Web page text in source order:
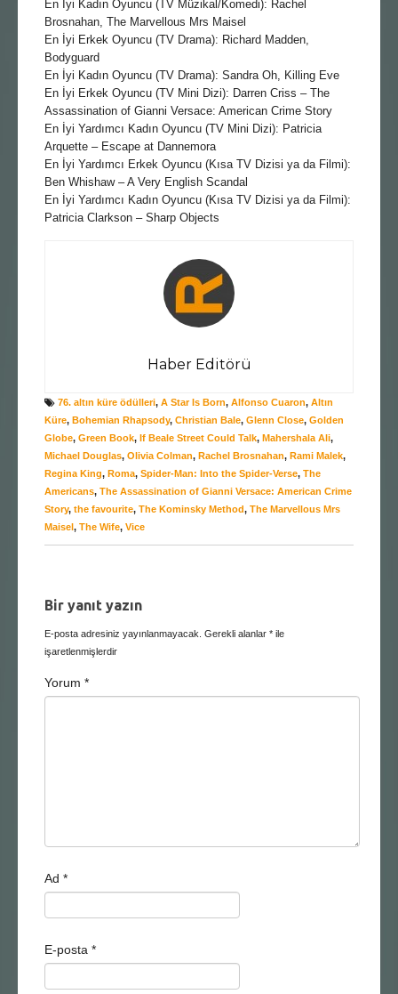
En İyi Kadın Oyuncu (TV Müzikal/Komedi): Rachel
Brosnahan, The Marvellous Mrs Maisel
En İyi Erkek Oyuncu (TV Drama): Richard Madden,
Bodyguard
En İyi Kadın Oyuncu (TV Drama): Sandra Oh, Killing Eve
En İyi Erkek Oyuncu (TV Mini Dizi): Darren Criss – The
Assassination of Gianni Versace: American Crime Story
En İyi Yardımcı Kadın Oyuncu (TV Mini Dizi): Patricia
Arquette – Escape at Dannemora
En İyi Yardımcı Erkek Oyuncu (Kısa TV Dizisi ya da Filmi):
Ben Whishaw – A Very English Scandal
En İyi Yardımcı Kadın Oyuncu (Kısa TV Dizisi ya da Filmi):
Patricia Clarkson – Sharp Objects
Haber Editörü
76. altın küre ödülleri, A Star Is Born, Alfonso Cuaron, Altın
Küre, Bohemian Rhapsody, Christian Bale, Glenn Close, Golden
Globe, Green Book, If Beale Street Could Talk, Mahershala Ali,
Michael Douglas, Olivia Colman, Rachel Brosnahan, Rami Malek,
Regina King, Roma, Spider-Man: Into the Spider-Verse, The
Americans, The Assassination of Gianni Versace: American Crime
Story, the favourite, The Kominsky Method, The Marvellous Mrs
Maisel, The Wife, Vice
Bir yanıt yazın
E-posta adresiniz yayınlanmayacak. Gerekli alanlar * ile
işaretlenmişlerdir
Yorum *
Ad *
E-posta *